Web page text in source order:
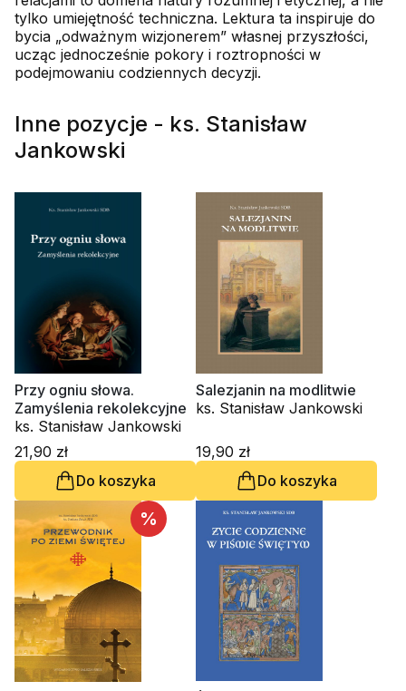
tylko umiejętność techniczna. Lektura ta inspiruje do
bycia „odważnym wizjonerem” własnej przyszłości,
ucząc jednocześnie pokory i roztropności w
podejmowaniu codziennych decyzji.
Inne pozycje - ks. Stanisław
Jankowski
Przy ogniu słowa.
Zamyślenia rekolekcyjne
ks. Stanisław Jankowski
21,90 zł
Do koszyka
Salezjanin na modlitwie
ks. Stanisław Jankowski
19,90 zł
Do koszyka
%